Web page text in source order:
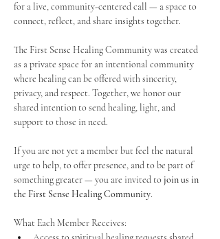
for a live, community-centered call — a space to
connect, reflect, and share insights together.
The First Sense Healing Community was created
as a private space for an intentional community
where healing can be offered with sincerity,
privacy, and respect. Together, we honor our
shared intention to send healing, light, and
support to those in need.
If you are not yet a member but feel the natural
urge to help, to offer presence, and to be part of
something greater — you are invited to join us in
the First Sense Healing Community.
What Each Member Receives: